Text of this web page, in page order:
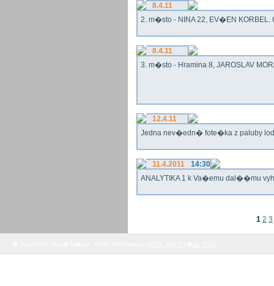
8.4.11
2. m�sto - NINA 22, EV�EN KORBEL.
8.4.11
3. m�sto - Hramina 8, JAROSLAV
12.4.11
Jedna nev�edn� fote�ka z paluby
11.4.2011
14:30
ANALYTIKA 1 k Va�emu dal��mu
1 2 3